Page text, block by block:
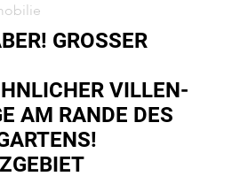
GROSSER B
VILLEN-WA
RANDE DES LA
NA